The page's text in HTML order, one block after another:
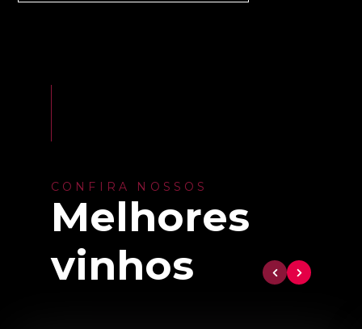
CONFIRA NOSSOS
Melhores
vinhos